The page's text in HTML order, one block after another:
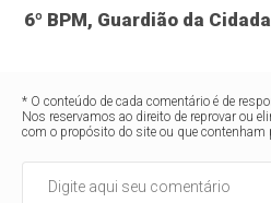
6º BPM, Guardião da
* O conteúdo de cada comentário é de
Nos reservamos ao direito de reprovar ou
com o propósito do site ou que contenham